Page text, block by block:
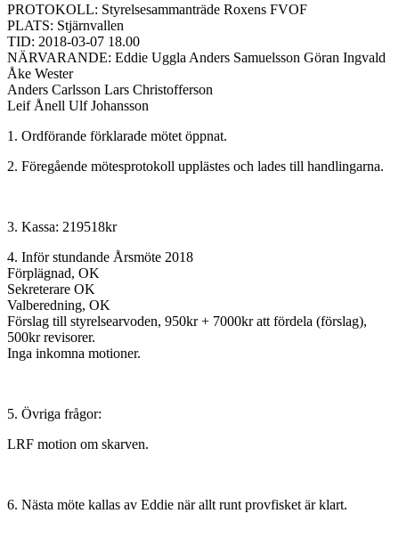
PROTOKOLL: Styrelsesammanträde Roxens FVOF
PLATS: Stjärnvallen
TID: 2018-03-07 18.00
NÄRVARANDE: Eddie Uggla Anders Samuelsson Göran Ingvald
Åke Wester
Anders Carlsson Lars Christofferson
Leif Ånell Ulf Johansson
1. Ordförande förklarade mötet öppnat.
2. Föregående mötesprotokoll upplästes och lades till handlingarna.
3. Kassa: 219518kr
4. Inför stundande Årsmöte 2018
Förplägnad, OK
Sekreterare OK
Valberedning, OK
Förslag till styrelsearvoden, 950kr + 7000kr att fördela (förslag),
500kr revisorer.
Inga inkomna motioner.
5. Övriga frågor:
LRF motion om skarven.
6. Nästa möte kallas av Eddie när allt runt provfisket är klart.